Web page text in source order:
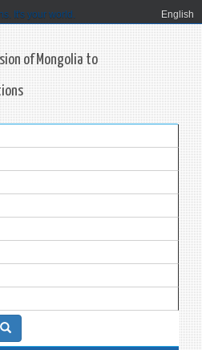
It's your world. English
of Mongolia to